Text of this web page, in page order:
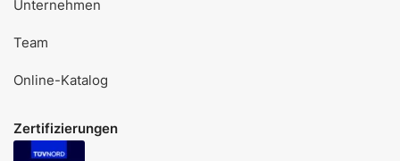
Unternehmen
Team
Online-Katalog
Zertifizierungen